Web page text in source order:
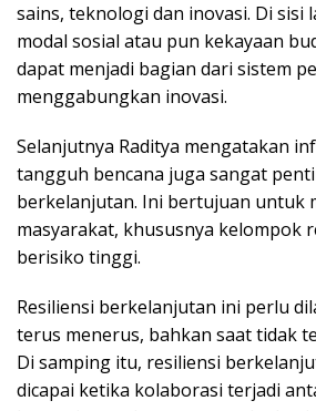
sains, teknologi dan inovasi. Di sisi
modal sosial atau pun kekayaan
dapat menjadi bagian dari sistem
menggabungkan inovasi.
Selanjutnya Raditya mengatakan
tangguh bencana juga sangat
berkelanjutan. Ini bertujuan untuk
masyarakat, khususnya kelompok
berisiko tinggi.
Resiliensi berkelanjutan ini perlu
terus menerus, bahkan saat tidak
Di samping itu, resiliensi
dicapai ketika kolaborasi terjadi